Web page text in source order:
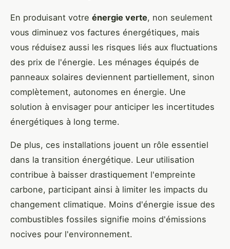
En produisant votre énergie verte, non seulement
vous diminuez vos factures énergétiques, mais
vous réduisez aussi les risques liés aux fluctuations
des prix de l'énergie. Les ménages équipés de
panneaux solaires deviennent partiellement, sinon
complètement, autonomes en énergie. Une
solution à envisager pour anticiper les incertitudes
énergétiques à long terme.
De plus, ces installations jouent un rôle essentiel
dans la transition énergétique. Leur utilisation
contribue à baisser drastiquement l'empreinte
carbone, participant ainsi à limiter les impacts du
changement climatique. Moins d'énergie issue des
combustibles fossiles signifie moins d'émissions
nocives pour l'environnement.